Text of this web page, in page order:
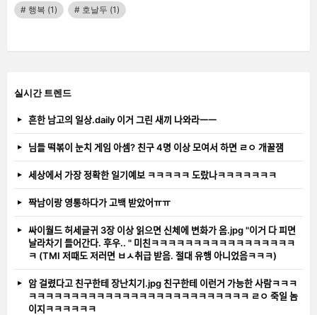
행복 (1) 호날두 (1)
실시간 트렌드
흔한 남고의 일상.daily 이거 그린 새끼 나와라ㅡㅡ
님들 떡볶이 눈치 게임 아셈? 친구 4명 이상 모여서 하면 ㄹㅇ 개꿀잼
세상에서 가장 정확한 일기예보 ㅋㅋㅋㅋㅋ 도랐나ㅋㅋㅋㅋㅋㅋㅋ
짝남이랑 영통하다가 고백 받았어ㅠㅠ
싸이월드 허세글귀 3장 이상 읽으면 신체에 변화가 옴.jpg "이거 다 피면
날라차기 들어간다. 후우.. " 미친ㅋㅋㅋㅋㅋㅋㅋㅋㅋㅋㅋㅋㅋㅋㅋㅋㅋ
ㅋ (TMI 저때도 저러면 ㅂㅅ취급 받음. 절대 유행 아니었음ㅋㅋㅋ)
암 걸렸다고 친구한테 장난치기.jpg 친구한테 이런거 가능한 사람ㅋㅋㅋ
ㅋㅋㅋㅋㅋㅋㅋㅋㅋㅋㅋㅋㅋㅋㅋㅋㅋㅋㅋㅋㅋㅋㅋㅋㅋㅋ ㄹㅇ 죽일 놈
이지ㅋㅋㅋㅋㅋㅋ